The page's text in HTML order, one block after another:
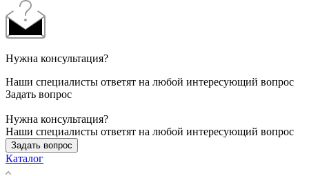
Нужна консультация?
Наши специалисты ответят на любой интересующий вопрос
Задать вопрос
Нужна консультация?
Наши специалисты ответят на любой интересующий вопрос
Задать вопрос
Каталог